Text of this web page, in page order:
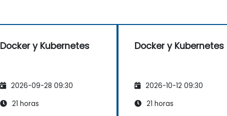
Docker y Kubernetes
2026-09-28 09:30
21 horas
Docker y Kubernetes
2026-10-12 09:30
21 horas